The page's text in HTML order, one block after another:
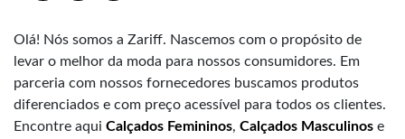
Olá! Nós somos a Zariff. Nascemos com o propósito de
levar o melhor da moda para nossos consumidores. Em
parceria com nossos fornecedores buscamos produtos
diferenciados e com preço acessível para todos os clientes.
Encontre aqui Calçados Femininos, Calçados Masculinos e